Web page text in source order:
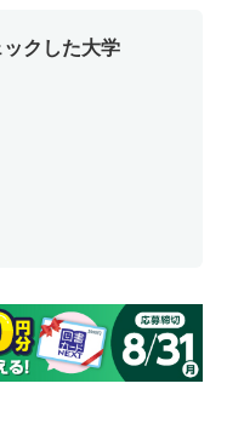
クした大学